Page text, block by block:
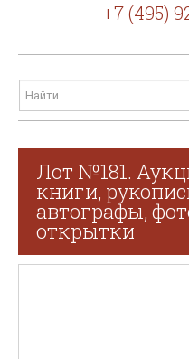
+7 (495)
Лот №181.
книги,
автографы,
открытки